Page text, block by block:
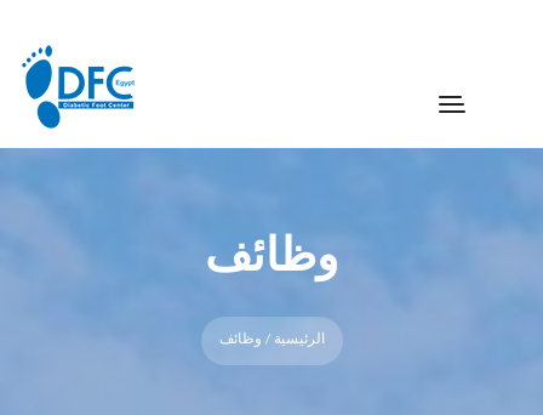
وظائف
الرئيسية / وظائف